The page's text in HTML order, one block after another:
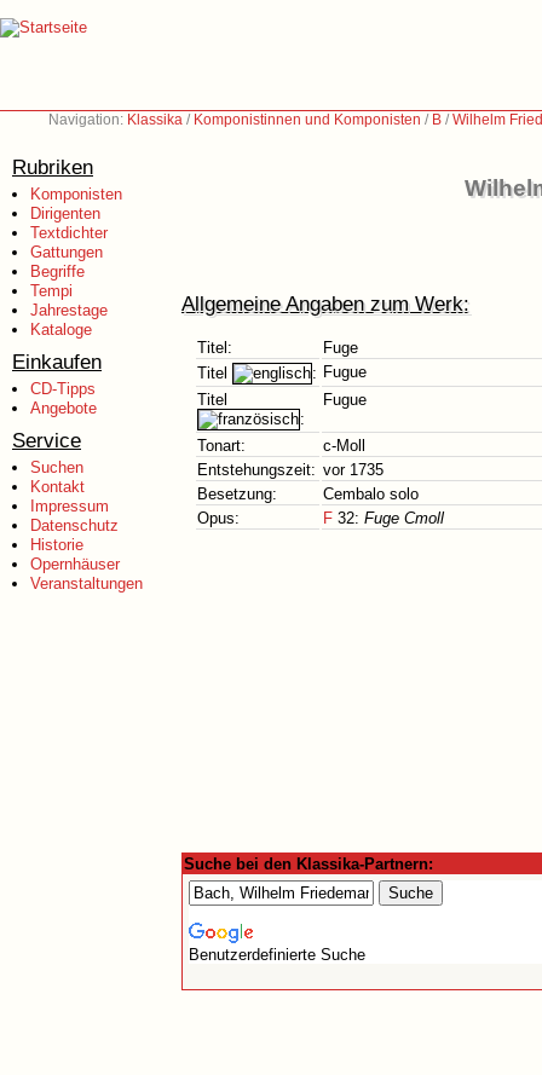
Navigation: Klassika / Komponistinnen und Komponisten / B /Wilhelm
Rubriken
Komponisten
Dirigenten
Textdichter
Gattungen
Begriffe
Tempi
Jahrestage
Kataloge
Einkaufen
CD-Tipps
Angebote
Service
Suchen
Kontakt
Impressum
Datenschutz
Historie
Opernhäuser
Veranstaltungen
Allgemeine Angaben zum Werk:
Titel:
Fuge
Titel
: Fugue
Titel
:
Fugue
Tonart:
c-Moll
Entstehungszeit: vor 1735
Besetzung:
Cembalo solo
Opus:
F 32: Fuge Cmoll
Suche bei den Klassika-Partnern:
Benutzerdefinierte Suche